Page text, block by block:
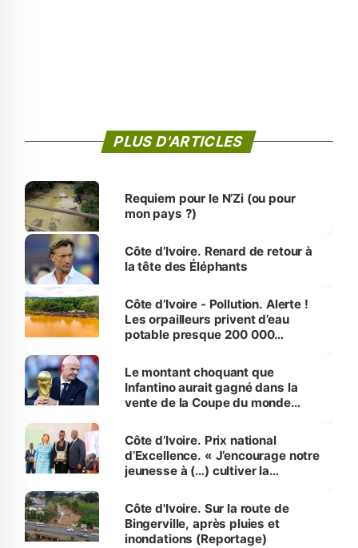
PLUS D'ARTICLES
Requiem pour le N’Zi (ou pour
mon pays ?)
Côte d’Ivoire. Renard de retour à
la tête des Éléphants
Côte d’Ivoire - Pollution. Alerte !
Les orpailleurs privent d’eau
potable presque 200 000
Le montant choquant que
Infantino aurait gagné dans la
vente de la Coupe du monde
Côte d’Ivoire. Prix national
d’Excellence. « J’encourage notre
jeunesse à (…) cultiver la
(Alassane Ouattara
Côte d'Ivoire. Sur la route de
Bingerville, après pluies et
inondations (Reportage)